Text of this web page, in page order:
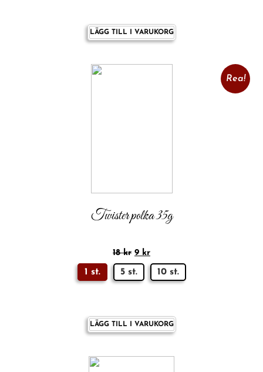
LÄGG TILL I VARUKORG
Rea!
Twister polka 35g
18kr 9 kr
1 st. 5 st. 10 st.
LÄGG TILL I VARUKORG